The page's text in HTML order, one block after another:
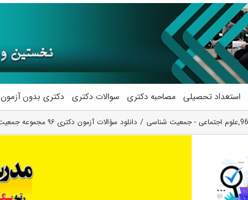
استعداد تحصیلی مصاحبه دکتری سوالات دکتری دکتری بدون آزمون
,علوم اجتماعی - جمعیت شناسی دانلود سؤالات آزمون دکتری ۹۶ مجموعه جمعیت‌شناسی کد ۲۱۲۶